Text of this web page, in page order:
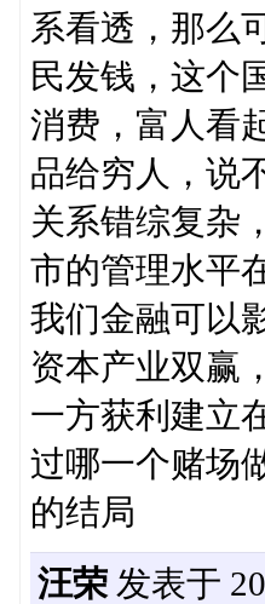
系看透，那么
民发钱，这个
消费，富人看
品给穷人，说
关系错综复杂
市的管理水平
我们金融可以
资本产业双赢
一方获利建立
过哪一个赌场
的结局
汪荣发表于